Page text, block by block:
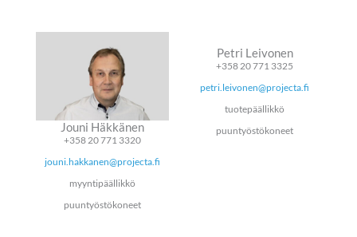
Jouni Häkkänen
+358 20 771 3320
jouni.hakkanen@projecta.fi
myyntipäällikkö
puuntyöstökoneet
Petri Leivonen
+358 20 771 3325
petri.leivonen@projecta.fi
tuotepäällikkö
puuntyöstökoneet